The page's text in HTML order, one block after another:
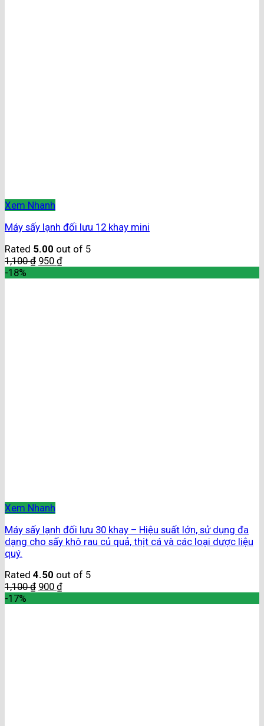
Xem Nhanh
Máy sấy lạnh đối lưu 12 khay mini
Rated 5.00 out of 5
1,100₫ 950 ₫
-18%
Xem Nhanh
Máy sấy lạnh đối lưu 30 khay – Hiệu suất lớn, sử dụng đa
dạng cho sấy khô rau củ quả, thịt cá và các loại dược liệu
quý.
Rated 4.50 out of 5
1,100₫ 900 ₫
-17%